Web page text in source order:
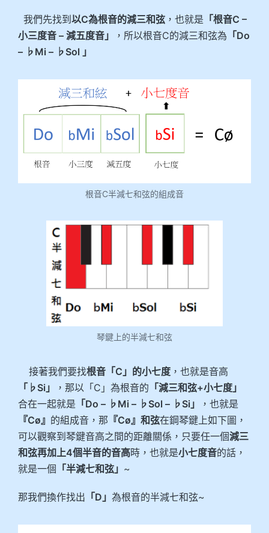
我們先找到以C為根音的減三和弦 ，也就是 「根音C –
小三度音 – 減五度音」
，所以根音C的減三和弦為 「Do
– ♭Mi – ♭Sol 」
根音C半減七和弦的組成音
琴鍵上的半減七和弦
接著我們要找根音「C」的小七度 ，也就是音高
「♭Si」
，那以「C」為根音的 「減三和弦+小七度」
合在一起就是 「Do – ♭Mi – ♭Sol – ♭Si」
，也就是
『Cø』 的組成音，那 『Cø』和弦在鋼琴鍵上如下圖，
可以觀察到琴鍵音高之間的距離關係，只要任一個減三
和弦再加上4個半音的音高時，也就是小七度音的話，
就是一個 「半減七和弦」 ~
那我們換作找出 「D」 為根音的半減七和弦~